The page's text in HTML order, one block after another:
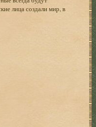
лица создали мир, в